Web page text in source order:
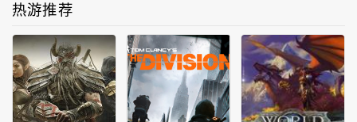
热游推荐